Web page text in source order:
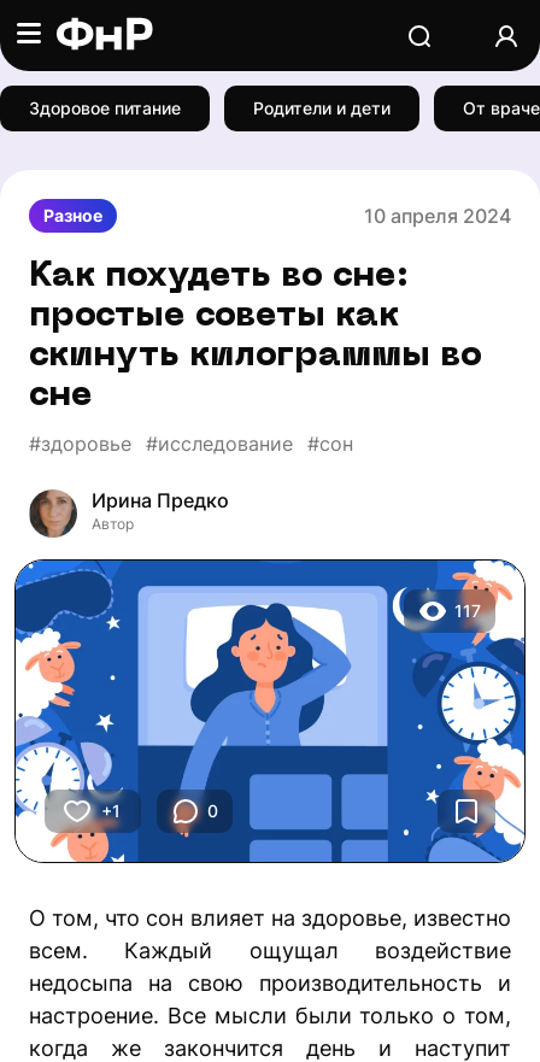
Здоровое питание Родители и дети От
Разное 10 апреля 2024
Как похудеть во сне:
простые советы как
скинуть килограммы во
сне
#здоровье #исследование #сон
Ирина Предко
Автор
117
+1 0
О том, что сон влияет на здоровье, известно
всем. Каждый ощущал воздействие
недосыпа на свою производительность и
настроение. Все мысли были только о том,
когда же закончится день и наступит